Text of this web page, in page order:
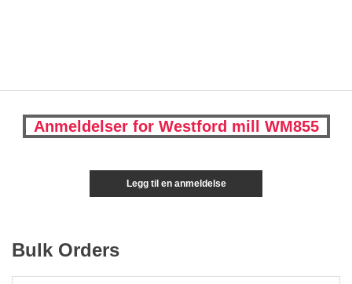
Anmeldelser for Westford mill WM855
Legg til en anmeldelse
Bulk Orders